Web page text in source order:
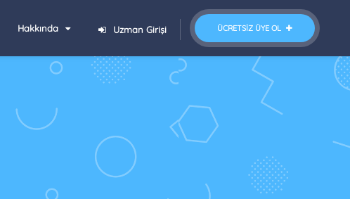
ÜCRETSIZ ÜYE OL
Uzman Girişi
Hakkında